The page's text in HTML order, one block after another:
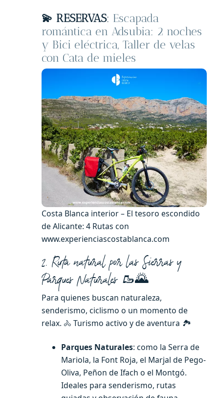
💫 RESERVAS: Escapada
romántica en Adsubia: 2 noches
y Bici eléctrica, Taller de velas
con Cata de mieles
Costa Blanca interior – El tesoro escondido
de Alicante: 4 Rutas con
www.experienciascostablanca.com
2. Ruta natural por las Sierras y
Parques Naturales 🥾🌄
Para quienes buscan naturaleza,
senderismo, ciclismo o un momento de
relax. 🚴 Turismo activo y de aventura 🏞️
Parques Naturales: como la Serra de
Mariola, la Font Roja, el Marjal de Pego-
Oliva, Peñon de Ifach o el Montgó.
Ideales para senderismo, rutas